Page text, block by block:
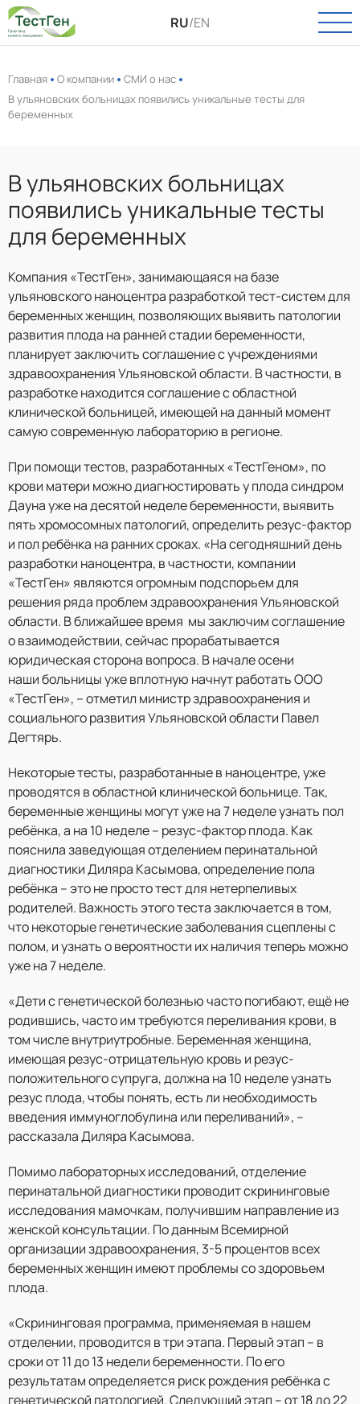
Новости
Вакансии
Онкология
Инфекции
Пренатальная диагностика
Выделение РНК и ДНК
Полиморфизмы
Биоинформатика
УСЛУГИ
ТЕХПОДДЕРЖКА
КОНТАКТЫ
RU/EN
Главная О компании
СМИ о нас
В ульяновских больницах появились уникальные тесты для
беременных
В ульяновских больницах
появились уникальные тесты
для беременных
Компания «ТестГен», занимающаяся на базе
ульяновского наноцентра разработкой тест-систем для
беременных женщин, позволяющих выявить патологии
развития плода на ранней стадии беременности,
планирует заключить соглашение с учреждениями
здравоохранения Ульяновской области. В частности, в
разработке находится соглашение с областной
клинической больницей, имеющей на данный момент
самую современную лабораторию в регионе.
При помощи тестов, разработанных «ТестГеном», по
крови матери можно диагностировать у плода синдром
Дауна уже на десятой неделе беременности, выявить
пять хромосомных патологий, определить резус-фактор
и пол ребёнка на ранних сроках. «На сегодняшний день
разработки наноцентра, в частности, компании
«ТестГен» являются огромным подспорьем для
решения ряда проблем здравоохранения Ульяновской
области. В ближайшее время мы заключим соглашение
о взаимодействии, сейчас прорабатывается
юридическая сторона вопроса. В начале осени
наши больницы уже вплотную начнут работать ООО
«ТестГен», – отметил министр здравоохранения и
социального развития Ульяновской области Павел
Дегтярь.
Некоторые тесты, разработанные в наноцентре, уже
проводятся в областной клинической больнице. Так,
беременные женщины могут уже на 7 неделе узнать пол
ребёнка, а на 10 неделе – резус-фактор плода. Как
пояснила заведующая отделением перинатальной
диагностики Диляра Касымова, определение пола
ребёнка – это не просто тест для нетерпеливых
родителей. Важность этого теста заключается в том,
что некоторые генетические заболевания сцеплены с
полом, и узнать о вероятности их наличия теперь можно
уже на 7 неделе.
«Дети с генетической болезнью часто погибают, ещё не
родившись, часто им требуются переливания крови, в
том числе внутриутробные. Беременная женщина,
имеющая резус-отрицательную кровь и резус-
положительного супруга, должна на 10 неделе узнать
резус плода, чтобы понять, есть ли необходимость
введения иммуноглобулина или переливаний», –
рассказала Диляра Касымова.
Помимо лабораторных исследований, отделение
перинатальной диагностики проводит скрининговые
исследования мамочкам, получившим направление из
женской консультации. По данным Всемирной
организации здравоохранения, 3-5 процентов всех
беременных женщин имеют проблемы со здоровьем
плода.
«Скрининговая программа, применяемая в нашем
отделении, проводится в три этапа. Первый этап – в
сроки от 11 до 13 недели беременности. По его
результатам определяется риск рождения ребёнка с
генетической патологией. Следующий этап – от 18 до 22